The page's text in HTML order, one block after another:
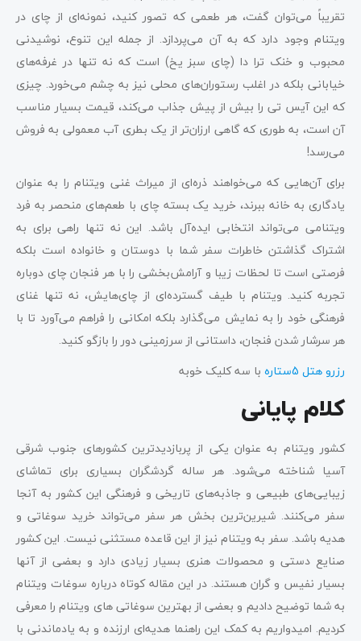
تقریباً می‌توان گفت، هر طعمی که تصور کنید، نمونه‌ای از چای در
ویتنام وجود دارد که به آن می‌پردازد. از جمله این تنوع، نوشیدنی
محبوب و خنک ترا دا (چای سبز یخ) است که نه تنها در غرفه‌های
خیابانی بلکه در اغلب رستوران‌های محلی نیز به چشم می‌خورد. چیزی
که این آیس تی را بیش از پیش جذاب می‌کند، قیمت بسیار مناسب
آن است، به طوری که گاهی ارزان‌تر از یک بطری آب معمولی به فروش
می‌رسد!
برای آن‌هایی که می‌خواهند ذره‌ای از میراث غنی ویتنام را به عنوان
یادگاری به خانه ببرند، خرید یک بسته چای با طعم‌های منحصر به فرد
ویتنامی می‌تواند انتخابی ایده‌آل باشد. این نه تنها راهی برای به
اشتراک گذاشتن خاطرات سفر شما با دوستان و خانواده است بلکه
فرصتی است تا لحظات زیبا و آرامش‌بخشی را با هر فنجان چای دوباره
تجربه کنید. ویتنام با طیف گسترده‌ای از چای‌هایش، نه تنها غنای
فرهنگی خود را به نمایش می‌گذارد بلکه امکانی را فراهم می‌آورد تا با
هر سرشار شدن فنجان، داستانی از سرزمینی دور را بازگو کنید.
رزرو هتل 5ستاره
با سه کلیک خوبه
کلام پایانی
کشور ویتنام به عنوان یکی از پربازدیدترین کشورهای جنوب شرقی
آسیا شناخته می‌شود. هر ساله گردشگران بسیاری برای تماشای
زیبایی‌های طبیعی و جاذبه‌های تاریخی و فرهنگی این کشور به آنجا
سفر می‌کنند. شیرین‌ترین بخش هر سفر می‌تواند خرید سوغاتی و
هدیه باشد. سفر به ویتنام نیز از این قاعده مستثنی نیست. این کشور
صنایع دستی و محصولات هنری بسیار زیادی دارد و بعضی از آنها
بسیار نفیس و گران هستند. در این مقاله کوتاه درباره سوغات ویتنام
به شما توضیح دادیم و بعضی از بهترین سوغاتی های ویتنام را معرفی
کردیم. امیدواریم به کمک این راهنما هدیه‌ای ارزنده و به یادماندنی با